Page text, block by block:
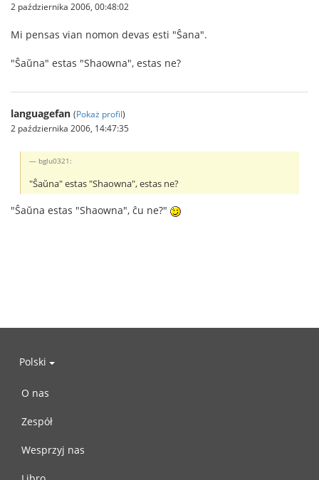
2 października 2006, 00:48:02
Mi pensas vian nomon devas esti "Ŝana".
"Ŝaŭna" estas "Shaowna", estas ne?
languagefan (Pokaż profil)
2 października 2006, 14:47:35
bglu0321:
"Ŝaŭna" estas "Shaowna", estas ne?
"Ŝaŭna estas "Shaowna", ĉu ne?"
Polski
O nas
Zespół
Wesprzyj nas